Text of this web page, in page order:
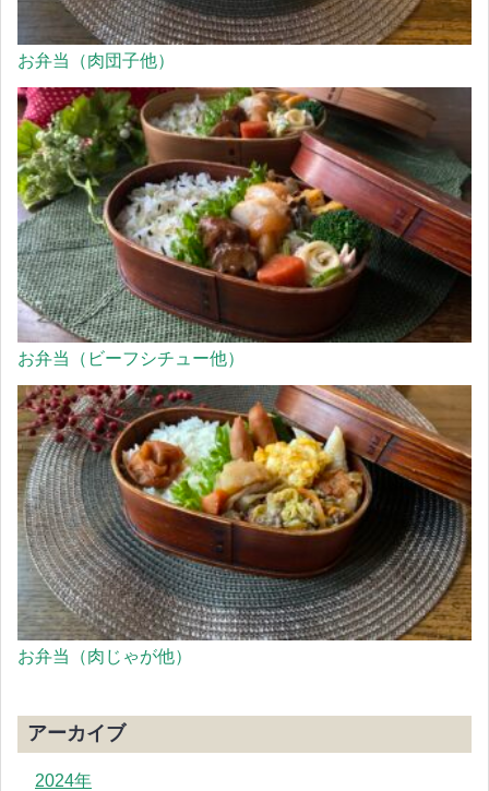
お弁当（肉団子他）
お弁当（ビーフシチュー他）
お弁当（肉じゃが他）
アーカイブ
2024年